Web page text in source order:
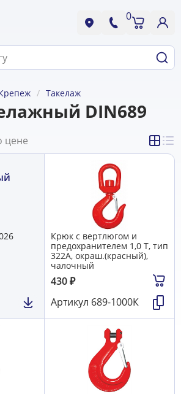
0
Такелаж
DIN689
цене
Крюк с вертлюгом и
предохранителем 1,0 Т, тип
322А, окраш.(красный),
чалочный
430₽
Артикул 689-1000К